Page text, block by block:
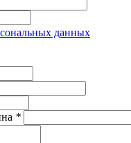
данных
*